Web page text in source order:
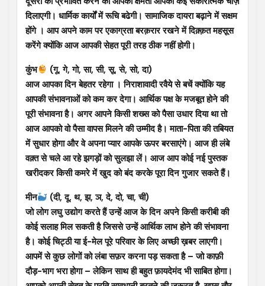
दिलाएगी। धार्मिक कार्यों में रूचि बढेगी। सामाजिक दायरा बढ़ाने में सक्षम
होंगे । आप अपने काम पर एकाग्रता बरक़रार रखने में दिक़्क़त महसूस
करेंगे क्योंकि आज आपकी सेहत पूरी तरह ठीक नहीं होगी।
कुंभ
(गू, गे, गो, सा, सी, सू, से, सो, दा)
आज आपका दिन बेहतर रहेगा । निराशावादी रवैये से बचें क्योंकि यह
आपकी संभावनाओं को कम कर देगा। आर्थिक पक्ष के मजबूत होने की
पूरी संभावना है। अगर आपने किसी शख्स को पैसा उधार दिया था तो
आज आपको वो पैसा वापस मिलने की उम्मीद है। माता-पिता की तबियत
में सुधार होगा और वे अपना प्यार आपके ऊपर बरसाएंगे। आज ही लंबे
वक़्त से चले आ रहे झगड़ों को सुलझा लें। आज आप कोई नई पुस्तक
खरीदकर किसी कमरे में खुद को बंद करके पूरा दिन गुजार सकते हैं।
मीन
(दी, दू, थ, झ, ञ, दे, दो, चा, ची)
जो लोग लघु उद्योग करते हैं उन्हें आज के दिन अपने किसी करीबी की
कोई सलाह मिल सकती है जिससे उन्हें आर्थिक लाभ होने की संभावना
है। कोई चिट्ठी या ई-मेल पूरे परिवार के लिए अच्छी ख़बर लाएगी।
आपमें से कुछ लोगों को लंबा सफ़र करना पड़ सकता है – जो काफ़ी
दौड़-भाग भरा होगा – लेकिन साथ ही बहुत फ़ायदेमंद भी साबित होगा।